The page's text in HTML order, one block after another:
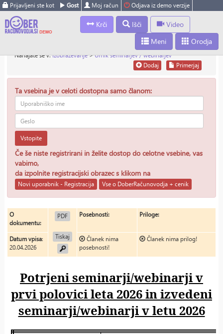
Prijavljeni ste kot Gost Moj račun Odjava iz demo verzije
Krči Išči
Video
Orodja
Meni
Nahajate se v:Izobraževanje>Urnik seminarjev / webinarjev
Primerjaj
Dodaj
Ta vsebina je v celoti dostopna samo članom:
Vstopite
Če še niste registrirani in želite dostop do celotne vsebine, vas
vabimo,
da izpolnite registracijski obrazec s klikom na
Novi uporabnik - Registracija Vse o DoberRačunovodja + cenik
O
dokumentu:
PDF
Tiskaj
Posebnosti: Priloge:
Datum vpisa:
20.04.2026
Članek nima
posebnosti!
Članek nima prilog!